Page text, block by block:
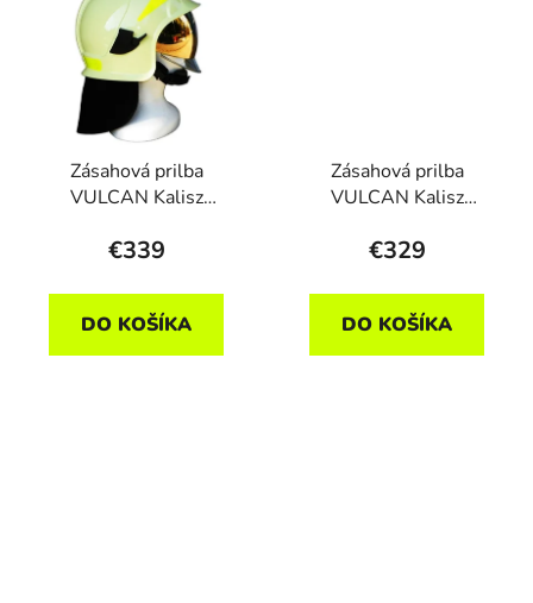
Zásahová prilba
VULCAN Kalisz
€339
DO KOŠÍKA
Zásahová prilba
VULCAN Kalisz
zátylník
€329
DO KOŠÍKA